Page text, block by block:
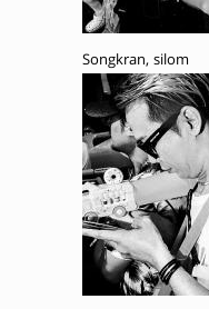
Songkran, silom